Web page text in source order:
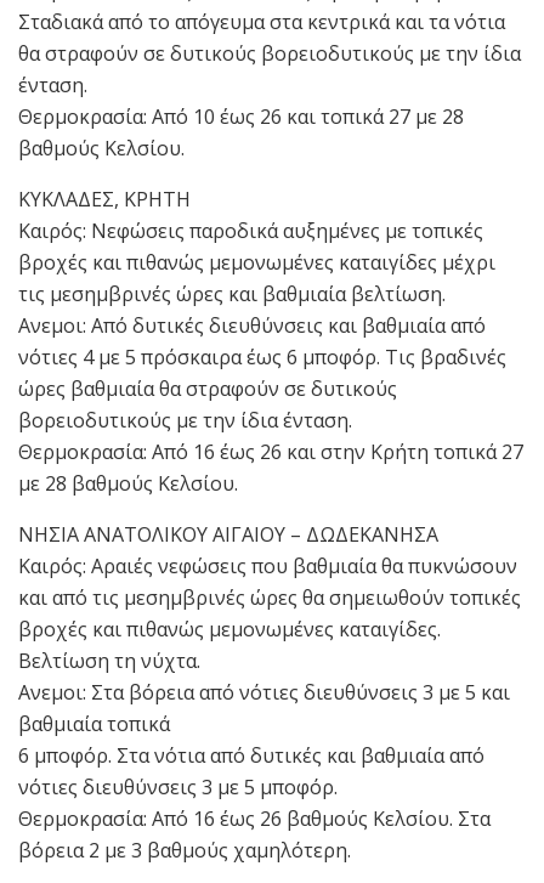
Σταδιακά από το απόγευμα στα κεντρικά και τα νότια
θα στραφούν σε δυτικούς βορειοδυτικούς με την ίδια
ένταση.
Θερμοκρασία: Από 10 έως 26 και τοπικά 27 με 28
βαθμούς Κελσίου.
ΚΥΚΛΑΔΕΣ, ΚΡΗΤΗ
Καιρός: Νεφώσεις παροδικά αυξημένες με τοπικές
βροχές και πιθανώς μεμονωμένες καταιγίδες μέχρι
τις μεσημβρινές ώρες και βαθμιαία βελτίωση.
Ανεμοι: Από δυτικές διευθύνσεις και βαθμιαία από
νότιες 4 με 5 πρόσκαιρα έως 6 μποφόρ. Τις βραδινές
ώρες βαθμιαία θα στραφούν σε δυτικούς
βορειοδυτικούς με την ίδια ένταση.
Θερμοκρασία: Από 16 έως 26 και στην Κρήτη τοπικά 27
με 28 βαθμούς Κελσίου.
ΝΗΣΙΑ ΑΝΑΤΟΛΙΚΟΥ ΑΙΓΑΙΟΥ – ΔΩΔΕΚΑΝΗΣΑ
Καιρός: Αραιές νεφώσεις που βαθμιαία θα πυκνώσουν
και από τις μεσημβρινές ώρες θα σημειωθούν τοπικές
βροχές και πιθανώς μεμονωμένες καταιγίδες.
Βελτίωση τη νύχτα.
Ανεμοι: Στα βόρεια από νότιες διευθύνσεις 3 με 5 και
βαθμιαία τοπικά
6 μποφόρ. Στα νότια από δυτικές και βαθμιαία από
νότιες διευθύνσεις 3 με 5 μποφόρ.
Θερμοκρασία: Από 16 έως 26 βαθμούς Κελσίου. Στα
βόρεια 2 με 3 βαθμούς χαμηλότερη.